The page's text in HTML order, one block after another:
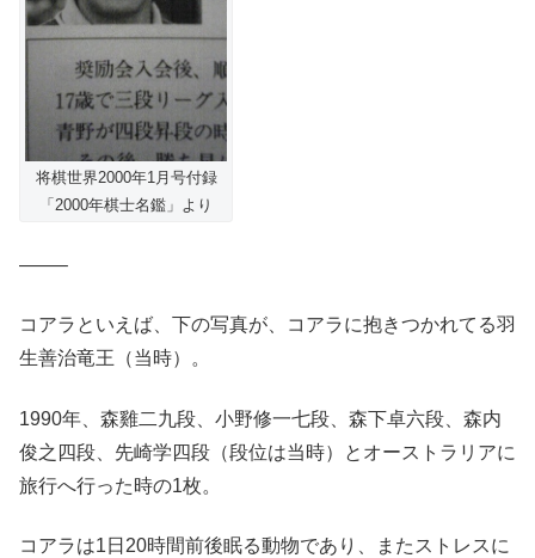
将棋世界2000年1月号付録
「2000年棋士名鑑」より
——–
コアラといえば、下の写真が、コアラに抱きつかれてる羽
生善治竜王（当時）。
1990年、森雞二九段、小野修一七段、森下卓六段、森内
俊之四段、先崎学四段（段位は当時）とオーストラリアに
旅行へ行った時の1枚。
コアラは1日20時間前後眠る動物であり、またストレスに